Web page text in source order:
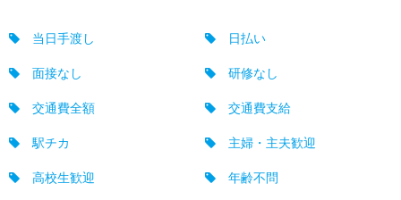
当日手渡し 日払い
面接なし 研修なし
交通費全額 交通費支給
駅チカ 主婦・主夫歓迎
高校生歓迎 年齢不問